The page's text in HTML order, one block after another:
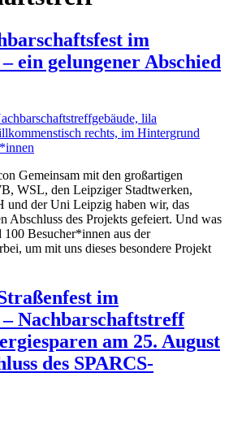
im
ein gelungener Abschied
Gemeinsam mit den großartigen
WSL, den Leipziger Stadtwerken,
und der Uni Leipzig haben wir, das
Abschluss des Projekts gefeiert. Und was
Besucher*innen aus der
um mit uns dieses besondere Projekt
im
Nachbarschaftstreff
am 25. August
des SPARCS-